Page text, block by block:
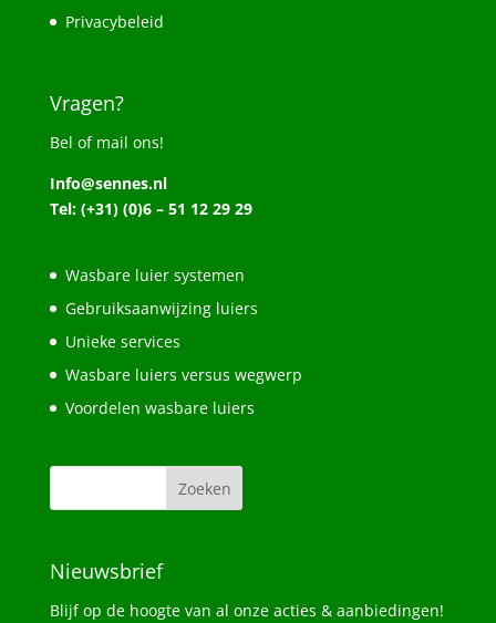
Privacybeleid
Vragen?
Bel of mail ons!
Info@sennes.nl
Tel: (+31) (0)6 – 51 12 29 29
Wasbare luier systemen
Gebruiksaanwijzing luiers
Unieke services
Wasbare luiers versus wegwerp
Voordelen wasbare luiers
Nieuwsbrief
Blijf op de hoogte van al onze acties & aanbiedingen!